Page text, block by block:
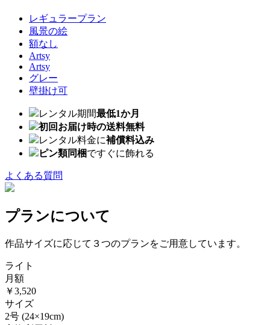
レギュラープラン
風景の絵
額なし
Artsy
Artsy
グレー
壁掛け可
レンタル期間最低1か月
初回お届け時の送料無料
レンタル料金に補償料込み
ピン類同梱ですぐに飾れる
よくある質問
プランについて
作品サイズに応じて３つのプランをご用意しています。
ライト
月額
￥3,520
サイズ
2号 (24×19cm)